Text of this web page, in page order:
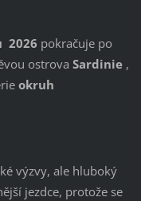
2026 pokračuje po
ostrova Sardinie,
okruh
výzvy, ale hluboký
jezdce, protože se